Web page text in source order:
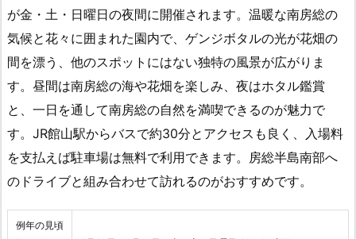
が金・土・日曜日の夜間に開催されます。温暖な南房総の
気候と花々に囲まれた園内で、ゲンジボタルの光が花畑の
間を漂う、他のスポットにはない独特の風景が広がりま
す。昼間は南房総の海や花畑を楽しみ、夜はホタル鑑賞
と、一日を通して南房総の自然を満喫できるのが魅力で
す。JR館山駅からバスで約30分とアクセスも良く、入場料
を支払えば駐車場は無料で利用できます。房総半島南部へ
のドライブと組み合わせて訪れるのがおすすめです。
例年の見頃